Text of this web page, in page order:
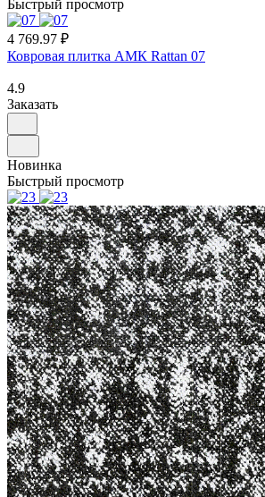
Быстрый просмотр
4 769.97 ₽
Ковровая плитка АМК Rattan 07
4.9
Заказать
Новинка
Быстрый просмотр